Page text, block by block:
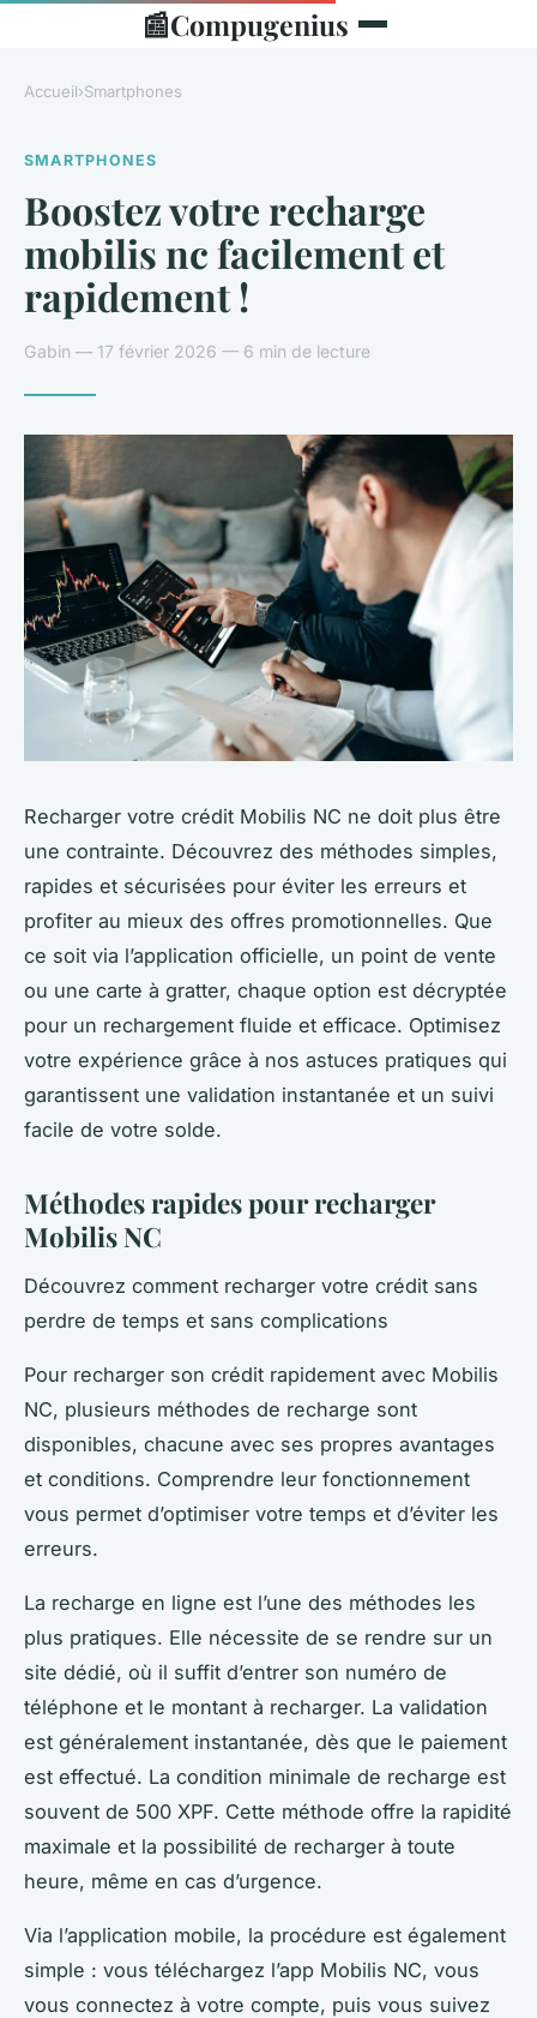
📰Compugenius
Accueil›Smartphones
SMARTPHONES
Boostez votre recharge
mobilis nc facilement et
rapidement !
Gabin — 17 février 2026 — 6 min de lecture
Recharger votre crédit Mobilis NC ne doit plus être
une contrainte. Découvrez des méthodes simples,
rapides et sécurisées pour éviter les erreurs et
profiter au mieux des offres promotionnelles. Que
ce soit via l’application officielle, un point de vente
ou une carte à gratter, chaque option est décryptée
pour un rechargement fluide et efficace. Optimisez
votre expérience grâce à nos astuces pratiques qui
garantissent une validation instantanée et un suivi
facile de votre solde.
Méthodes rapides pour recharger
Mobilis NC
Découvrez comment recharger votre crédit sans
perdre de temps et sans complications
Pour recharger son crédit rapidement avec Mobilis
NC, plusieurs méthodes de recharge sont
disponibles, chacune avec ses propres avantages
et conditions. Comprendre leur fonctionnement
vous permet d’optimiser votre temps et d’éviter les
erreurs.
La recharge en ligne est l’une des méthodes les
plus pratiques. Elle nécessite de se rendre sur un
site dédié, où il suffit d’entrer son numéro de
téléphone et le montant à recharger. La validation
est généralement instantanée, dès que le paiement
est effectué. La condition minimale de recharge est
souvent de 500 XPF. Cette méthode offre la rapidité
maximale et la possibilité de recharger à toute
heure, même en cas d’urgence.
Via l’application mobile, la procédure est également
simple : vous téléchargez l’app Mobilis NC, vous
vous connectez à votre compte, puis vous suivez